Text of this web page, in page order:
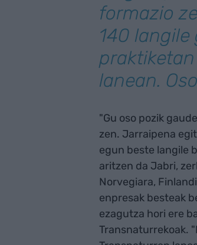
formazio
140 langile
lanean.
"Gu oso pozik
zen. Jarraipena
egun beste langile
aritzen da Jabri,
Norvegiara,
enpresak besteak
ezagutza hori ere
Transnaturrekoak.